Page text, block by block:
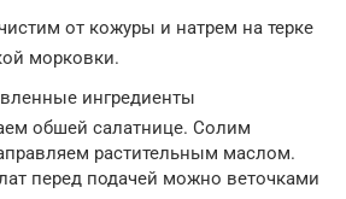
от кожуры и натрем на терке
морковки.
ингредиенты
обшей салатнице. Солим
растительным маслом.
перед подачей можно веточками